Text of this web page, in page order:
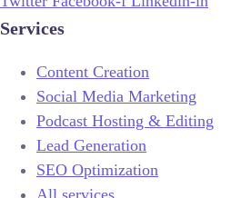
Services
Content Creation
Social Media Marketing
Podcast Hosting & Editing
Lead Generation
SEO Optimization
All services